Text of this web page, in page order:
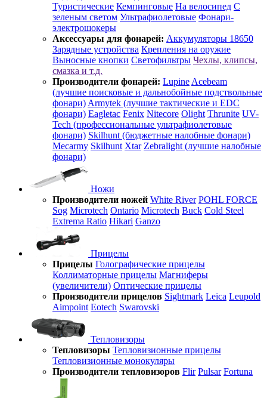
Туристические Кемпинговые На велосипед С
зеленым светом Ультрафиолетовые Фонари-
электрошокеры
Аксессуары для фонарей: Аккумуляторы 18650
Зарядные устройства Крепления на оружие
Выносные кнопки Светофильтры Чехлы, клипсы,
смазка и т.д.
Производители фонарей: Lupine Acebeam
(лучшие поисковые и дальнобойные подствольные
фонари) Armytek (лучшие тактические и EDC
фонари) Eagletac Fenix Nitecore Olight Thrunite UV-
Tech (профессиональные ультрафиолетовые
фонари) Skilhunt (бюджетные налобные фонари)
Mecarmy Skilhunt Xtar Zebralight (лучшие налобные
фонари)
Ножи
Производители ножей White River POHL FORCE
Sog Microtech Ontario Microtech Buck Cold Steel
Extrema Ratio Hikari Ganzo
Прицелы
Прицелы Голографические прицелы
Коллиматорные прицелы Магниферы
(увеличители) Оптические прицелы
Производители прицелов Sightmark Leica Leupold
Aimpoint Eotech Swarovski
Тепловизоры
Тепловизоры Тепловизионные прицелы
Тепловизионные монокуляры
Производители тепловизоров Flir Pulsar Fortuna